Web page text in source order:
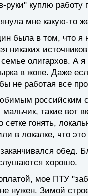
руки" куплю работу
мне какую-то
была в том, что я
никаких
олигархов. А
в жопе. Даже
не работая все
российским
такие вот
гонять,
в локалке, что это
обед.
хорошо.
мое ПТУ
нужен. Зимой